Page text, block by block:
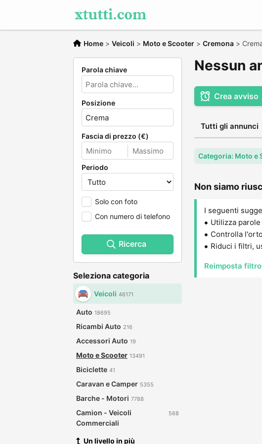
Home > Veicoli > Moto e Scooter > Cremona >
Parola chiave
Posizione
Fascia di prezzo (€)
Periodo
Solo con foto
Con numero di telefono
Ricerca
Seleziona categoria
Veicoli 46171
Auto 18695
Ricambi Auto 216
Accessori Auto 19
Moto e Scooter 13491
Biciclette 41
Caravan e Camper 5355
Barche - Motori 7788
Camion - Veicoli
Commerciali
568
Un livello in più
Nessun
Crea avviso
Tutti gli annunci
Categoria: Moto e
Non siamo
I seguenti
Utilizza
Controlla
Riduci i filtri,
Reimposta